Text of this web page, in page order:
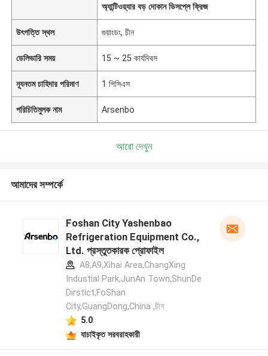
অ্যান্টিওয়্যার বড় দোকান ডিসপ্লে ফ্রিজ
উৎপত্তি স্থল গুয়াংডং, চীন
ডেলিভারি সময় 15 ~ 25 কার্যদিবস
ন্যূনতম চাহিদার পরিমাণ 1 পিসিএস
পরিচিতিমুলক নাম Arsenbo
আরো দেখুন
আমাদের সম্পর্কে
Foshan City Yashenbao
Refrigeration Equipment Co.,
Ltd. প্রস্তুতকারক প্রোফাইল
A8,A9,Xihai Area,ChangXing
Industial Park,JunAn Town,ShunDe
Dirstict,FoShan
City,GuangDong,China ,চীন
5.0
যাচাইকৃত সরবরাহকারী